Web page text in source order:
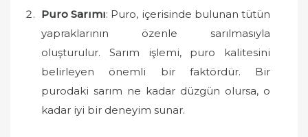
Puro Sarımı: Puro, içerisinde bulunan tütün
yapraklarının özenle sarılmasıyla
oluşturulur. Sarım işlemi, puro kalitesini
belirleyen önemli bir faktördür. Bir
purodaki sarım ne kadar düzgün olursa, o
kadar iyi bir deneyim sunar.